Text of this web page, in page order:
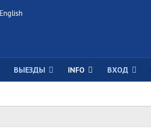
язык
ВЫЕЗДЫ INFO ВХОД